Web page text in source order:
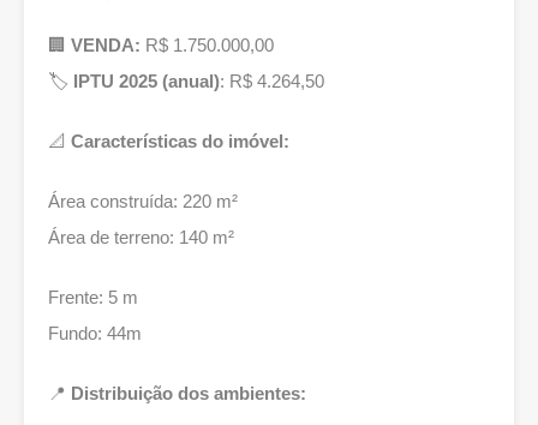
🏢 VENDA: R$ 1.750.000,00
🏷 IPTU 2025 (anual): R$ 4.264,50
📐 Características do imóvel:
Área construída: 220 m²
Área de terreno: 140 m²
Frente: 5 m
Fundo: 44m
📍 Distribuição dos ambientes: